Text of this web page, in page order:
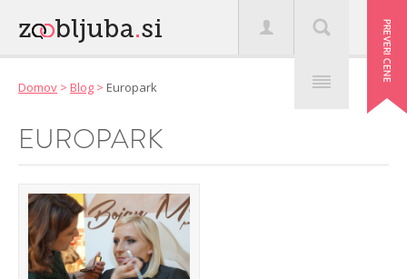
Domov > Blog > Europark
EUROPARK